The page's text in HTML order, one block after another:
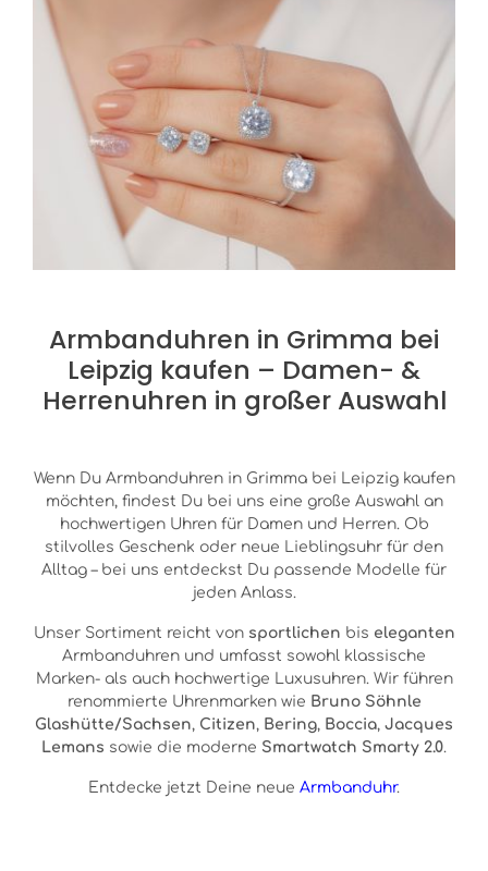
Armbanduhren in Grimma bei
Leipzig kaufen – Damen- &
Herrenuhren in großer Auswahl
Wenn Du Armbanduhren in Grimma bei Leipzig kaufen
möchten, findest Du bei uns eine große Auswahl an
hochwertigen Uhren für Damen und Herren. Ob
stilvolles Geschenk oder neue Lieblingsuhr für den
Alltag – bei uns entdeckst Du passende Modelle für
jeden Anlass.
Unser Sortiment reicht von sportlichen bis eleganten
Armbanduhren und umfasst sowohl klassische
Marken- als auch hochwertige Luxusuhren. Wir führen
renommierte Uhrenmarken wie Bruno Söhnle
Glashütte/Sachsen, Citizen, Bering, Boccia, Jacques
Lemans sowie die moderne Smartwatch Smarty 2.0.
Entdecke jetzt Deine neue Armbanduhr.